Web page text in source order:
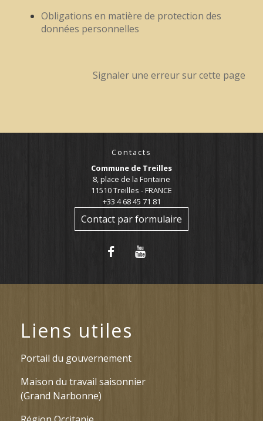
Obligations en matière de protection des
données personnelles
Signaler une erreur sur cette page
Contacts
Commune de Treilles
8, place de la Fontaine
11510 Treilles - FRANCE
+33 4 68 45 71 81
Contact par formulaire
Liens utiles
Portail du gouvernement
Maison du travail saisonnier
(Grand Narbonne)